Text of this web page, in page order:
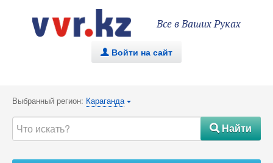
Все в Ваших Руках
. Войти на сайт
Выбранный регион: Караганда {
#Найти